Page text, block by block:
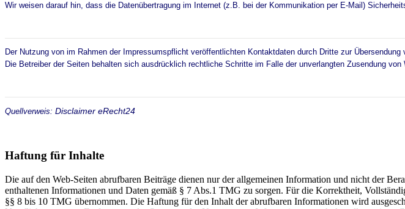
Wir weisen darauf hin, dass die Datenübertragung im Internet (z.B. bei der Kommunikation per E-Mail)
Der Nutzung von im Rahmen der Impressumspflicht veröffentlichten Kontaktdaten durch Dritte zur
Die Betreiber der Seiten behalten sich ausdrücklich rechtliche Schritte im Falle der unverlangten Zusendung
Quellverweis: Disclaimer eRecht24
Haftung für Inhalte
Die auf den Web-Seiten abrufbaren Beiträge dienen nur der allgemeinen Information und nicht der
enthaltenen Informationen und Daten gemäß § 7 Abs.1 TMG zu sorgen. Für die Korrektheit,
§§ 8 bis 10 TMG übernommen. Die Haftung für den Inhalt der abrufbaren Informationen wird